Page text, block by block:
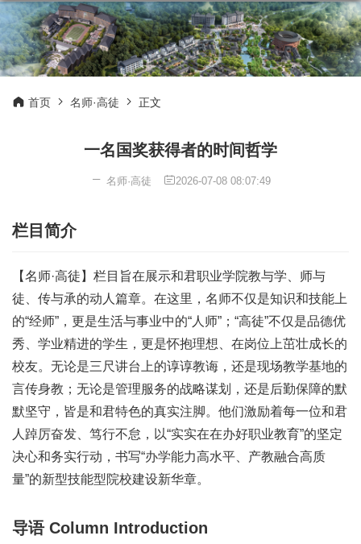
首页 名师·高徒 正文
一名国奖获得者的时间哲学
名师·高徒 2026-07-08 08:07:49
栏目简介
【名师·高徒】栏目旨在展示和君职业学院教与学、师与
徒、传与承的动人篇章。在这里，名师不仅是知识和技能上
的“经师”，更是生活与事业中的“人师”；“高徒”不仅是品德优
秀、学业精进的学生，更是怀抱理想、在岗位上茁壮成长的
校友。无论是三尺讲台上的谆谆教诲，还是现场教学基地的
言传身教；无论是管理服务的战略谋划，还是后勤保障的默
默坚守，皆是和君特色的真实注脚。他们激励着每一位和君
人踔厉奋发、笃行不怠，以“实实在在办好职业教育”的坚定
决心和务实行动，书写“办学能力高水平、产教融合高质
量”的新型技能型院校建设新华章。
导语 Column Introduction